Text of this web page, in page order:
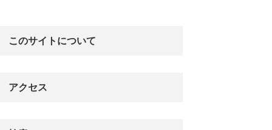
このサイトについて
アクセス